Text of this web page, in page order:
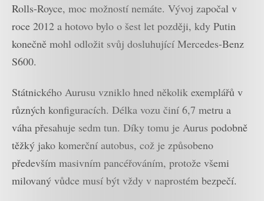
Rolls-Royce, moc možností nemáte. Vývoj započal v
roce 2012 a hotovo bylo o šest let později, kdy Putin
konečně mohl odložit svůj dosluhující Mercedes-Benz
S600.
Státnického Aurusu vzniklo hned několik exemplářů v
různých konfiguracích. Délka vozu činí 6,7 metru a
váha přesahuje sedm tun. Díky tomu je Aurus podobně
těžký jako komerční autobus, což je způsobeno
především masivním pancéřováním, protože všemi
milovaný vůdce musí být vždy v naprostém bezpečí.